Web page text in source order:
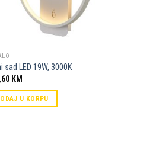
sad LED 19W, 3000K
KM
U KORPU